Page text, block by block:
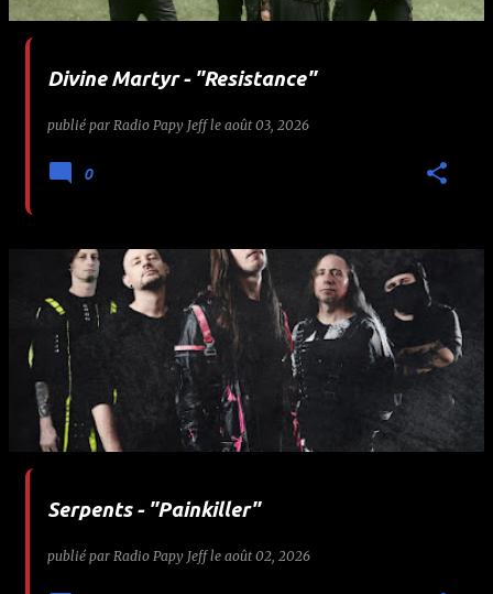
c
Divine Martyr - "Resistance"
publié par Radio Papy Jeff le août 03, 2026
0
Serpents - "Painkiller"
publié par Radio Papy Jeff le août 02, 2026